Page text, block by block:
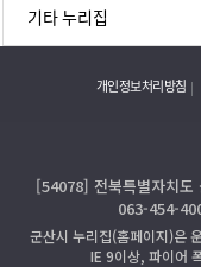
기타 누리집
개인정보처리방침
[54078] 전북특별자치도
063-454-
군산시 누리집(홈페이지)은
IE 9이상, 파이어